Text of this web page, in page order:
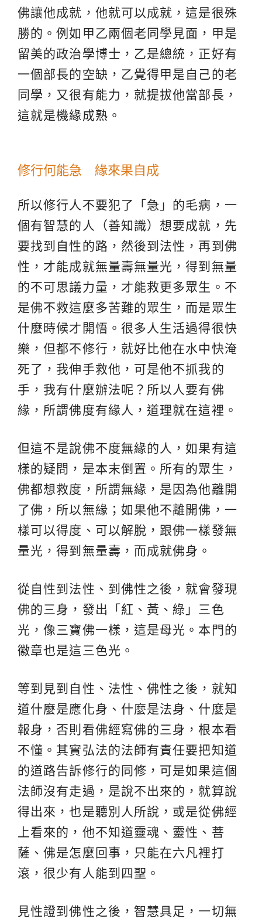
佛讓他成就，他就可以成就，這是很殊
勝的。例如甲乙兩個老同學見面，甲是
留美的政治學博士，乙是總統，正好有
一個部長的空缺，乙覺得甲是自己的老
同學，又很有能力，就提拔他當部長，
這就是機緣成熟。
修行何能急 緣來果自成
所以修行人不要犯了「急」的毛病，一
個有智慧的人（善知識）想要成就，先
要找到自性的路，然後到法性，再到佛
性，才能成就無量壽無量光，得到無量
的不可思議力量，才能救更多眾生。不
是佛不救這麼多苦難的眾生，而是眾生
什麼時候才開悟。很多人生活過得很快
樂，但都不修行，就好比他在水中快淹
死了，我伸手救他，可是他不抓我的
手，我有什麼辦法呢？所以人要有佛
緣，所謂佛度有緣人，道理就在這裡。
但這不是說佛不度無緣的人，如果有這
樣的疑問，是本末倒置。所有的眾生，
佛都想救度，所謂無緣，是因為他離開
了佛，所以無緣；如果他不離開佛，一
樣可以得度、可以解脫，跟佛一樣發無
量光，得到無量壽，而成就佛身。
從自性到法性、到佛性之後，就會發現
佛的三身，發出「紅、黃、綠」三色
光，像三寶佛一樣，這是母光。本門的
徽章也是這三色光。
等到見到自性、法性、佛性之後，就知
道什麼是應化身、什麼是法身、什麼是
報身，否則看佛經寫佛的三身，根本看
不懂。其實弘法的法師有責任要把知道
的道路告訴修行的同修，可是如果這個
法師沒有走過，是說不出來的，就算說
得出來，也是聽別人所說，或是從佛經
上看來的，他不知道靈魂、靈性、菩
薩、佛是怎麼回事，只能在六凡裡打
滾，很少有人能到四聖。
見性證到佛性之後，智慧具足，一切無